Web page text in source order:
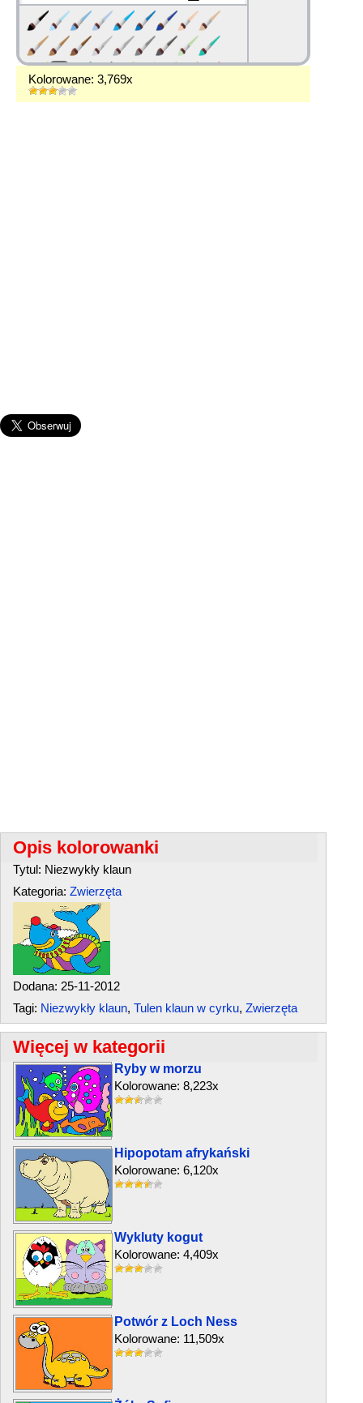
Kolorowane: 3,769x
Opis kolorowanki
Tytul: Niezwykły klaun
Kategoria: Zwierzęta
Dodana: 25-11-2012
Tagi: Niezwykły klaun, Tulen klaun w cyrku, Zwierzęta
Więcej w kategorii
Ryby w morzu
Kolorowane: 8,223x
Hipopotam afrykański
Kolorowane: 6,120x
Wykluty kogut
Kolorowane: 4,409x
Potwór z Loch Ness
Kolorowane: 11,509x